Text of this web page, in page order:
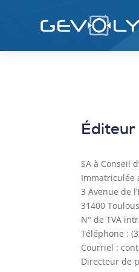
Éditeur
SA à Conseil
Immatriculée
3 Avenue de
31400
N° de TVA
Téléphone :
Courriel :
Directeur de